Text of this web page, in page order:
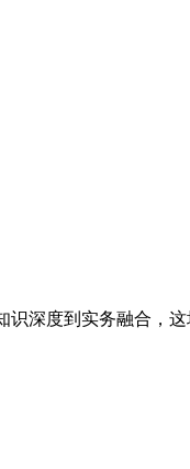
深度到实务融合，